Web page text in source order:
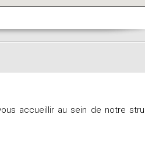
accueillir au sein de notre